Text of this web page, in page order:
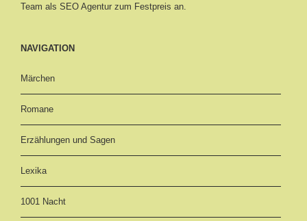
Team als SEO Agentur zum Festpreis an.
NAVIGATION
Märchen
Romane
Erzählungen und Sagen
Lexika
1001 Nacht